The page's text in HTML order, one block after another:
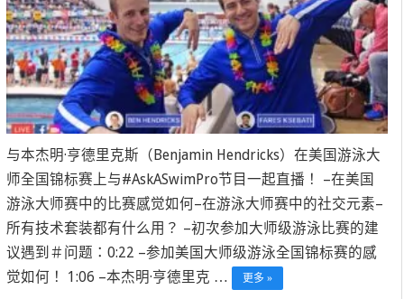
与本杰明·亨德里克斯（Benjamin Hendricks）在美国游泳大
师全国锦标赛上与#AskASwimPro节目一起直播！ –在美国
游泳大师赛中的比赛感觉如何–在游泳大师赛中的社交元素–
所有技术套装都有什么用？ –初次参加大师级游泳比赛的建
议遇到＃问题：0:22 –参加美国大师级游泳全国锦标赛的感
觉如何！ 1:06 –本杰明·亨德里克 …
更多 »